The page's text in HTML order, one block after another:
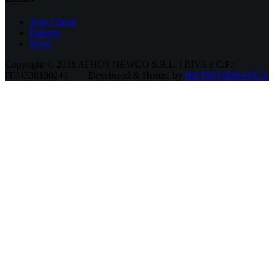
Area Clienti
Partners
News
Copyright © 2026 ATHOS NEWCO S.R.L. | P.IVA e C.F.:
IT04338130240
Developed & Hosted by HB INFORMATICA